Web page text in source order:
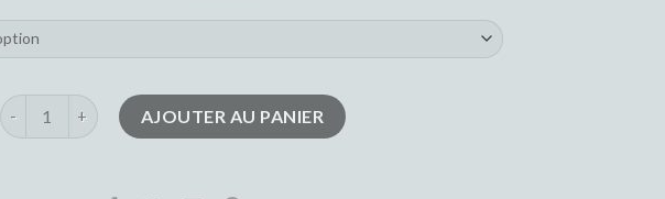
quantité de jean slimAJOUTER AU PANIER